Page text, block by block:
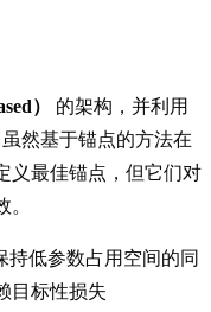
）
的架构，并利用
然基于锚点的方法在
义最佳锚点，但它们对
持低参数占用空间的同
目标性损失